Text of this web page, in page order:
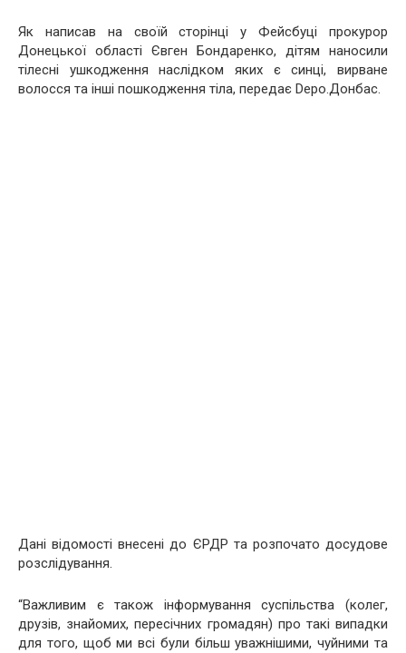
Як написав на своїй сторінці у Фейсбуці прокурор
Донецької області Євген Бондаренко, дітям наносили
тілесні ушкодження наслідком яких є синці, вирване
волосся та інші пошкодження тіла, передає Depo.Донбас.
Дані відомості внесені до ЄРДР та розпочато досудове
розслідування.
“Важливим є також інформування суспільства (колег,
друзів, знайомих, пересічних громадян) про такі випадки
для того, щоб ми всі були більш уважнішими, чуйними та